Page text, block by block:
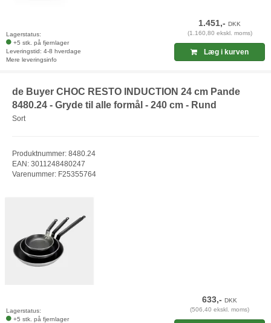
Lagerstatus:
+5 stk. på fjernlager
Leveringstid: 4-8 hverdage
Mere leveringsinfo
1.451,-DKK
(1.160,80 ekskl. moms)
Læg i kurven
de Buyer CHOC RESTO INDUCTION 24 cm Pande
8480.24 - Gryde til alle formål - 240 cm - Rund
Sort
Produktnummer: 8480.24
EAN: 3011248480247
Varenummer: F25355764
Lagerstatus:
+5 stk. på fjernlager
633,-DKK
(506,40 ekskl. moms)